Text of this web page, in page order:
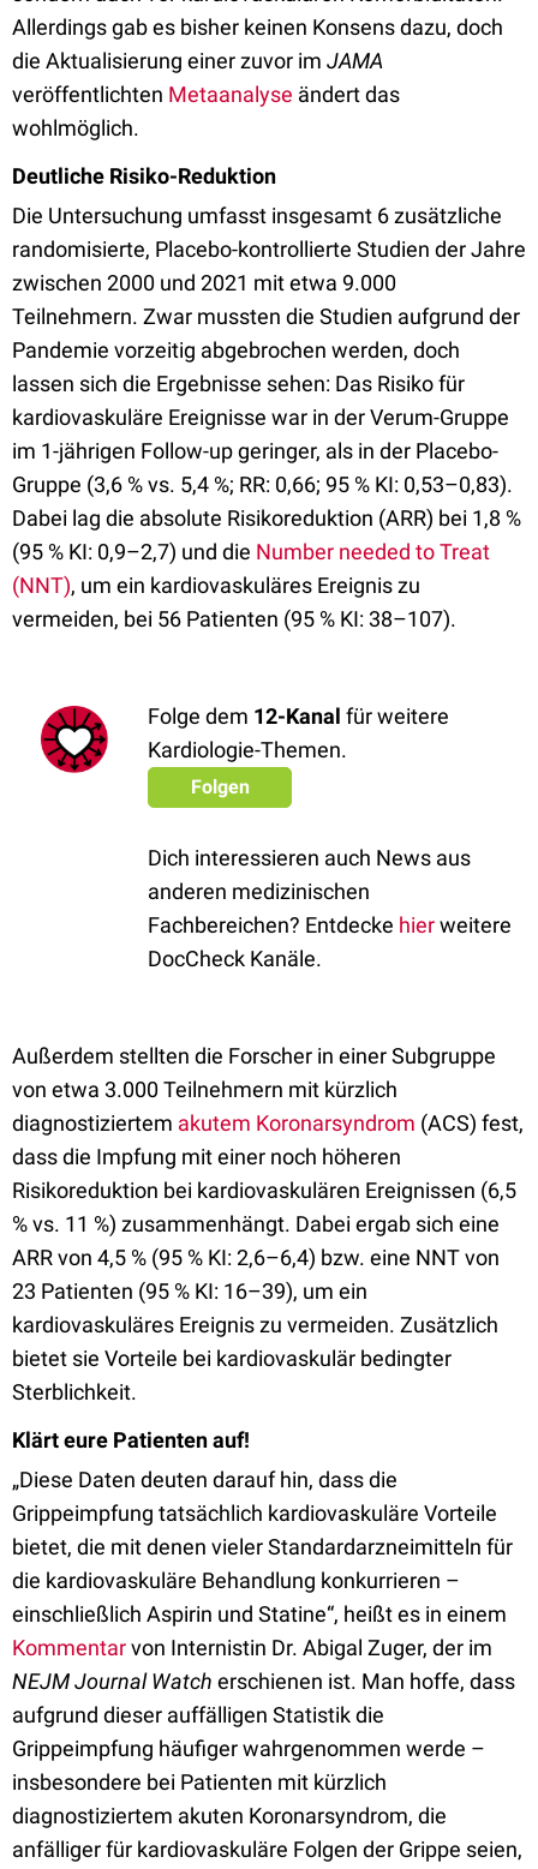
Allerdings gab es bisher keinen Konsens dazu, doch
die Aktualisierung einer zuvor im JAMA
veröffentlichten Metaanalyse ändert das
wohlmöglich.
Deutliche Risiko-Reduktion
Die Untersuchung umfasst insgesamt 6 zusätzliche
randomisierte, Placebo-kontrollierte Studien der Jahre
zwischen 2000 und 2021 mit etwa 9.000
Teilnehmern. Zwar mussten die Studien aufgrund der
Pandemie vorzeitig abgebrochen werden, doch
lassen sich die Ergebnisse sehen: Das Risiko für
kardiovaskuläre Ereignisse war in der Verum-Gruppe
im 1-jährigen Follow-up geringer, als in der Placebo-
Gruppe (3,6 % vs. 5,4 %; RR: 0,66; 95 % KI: 0,53–0,83).
Dabei lag die absolute Risikoreduktion (ARR) bei 1,8 %
(95 % KI: 0,9–2,7) und die Number needed to Treat
(NNT), um ein kardiovaskuläres Ereignis zu
vermeiden, bei 56 Patienten (95 % KI: 38–107).
Folge dem 12-Kanal für weitere
Kardiologie-Themen.
Folgen
Dich interessieren auch News aus
anderen medizinischen
Fachbereichen? Entdecke hierweitere
DocCheck Kanäle.
Außerdem stellten die Forscher in einer Subgruppe
von etwa 3.000 Teilnehmern mit kürzlich
diagnostiziertem akutem Koronarsyndrom (ACS) fest,
dass die Impfung mit einer noch höheren
Risikoreduktion bei kardiovaskulären Ereignissen (6,5
% vs. 11 %) zusammenhängt. Dabei ergab sich eine
ARR von 4,5 % (95 % KI: 2,6–6,4) bzw. eine NNT von
23 Patienten (95 % KI: 16–39), um ein
kardiovaskuläres Ereignis zu vermeiden. Zusätzlich
bietet sie Vorteile bei kardiovaskulär bedingter
Sterblichkeit.
Klärt eure Patienten auf!
„Diese Daten deuten darauf hin, dass die
Grippeimpfung tatsächlich kardiovaskuläre Vorteile
bietet, die mit denen vieler Standardarzneimitteln für
die kardiovaskuläre Behandlung konkurrieren –
einschließlich Aspirin und Statine“, heißt es in einem
Kommentarvon Internistin Dr. Abigal Zuger, der im
NEJM Journal Watch erschienen ist. Man hoffe, dass
aufgrund dieser auffälligen Statistik die
Grippeimpfung häufiger wahrgenommen werde –
insbesondere bei Patienten mit kürzlich
diagnostiziertem akuten Koronarsyndrom, die
anfälliger für kardiovaskuläre Folgen der Grippe seien,